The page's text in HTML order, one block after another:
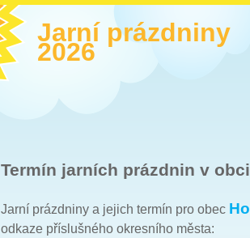
Jarní prázdniny
2026
Termín jarních prázdnin v
Jarní prázdniny a jejich termín pro obec
odkaze příslušného okresního města: